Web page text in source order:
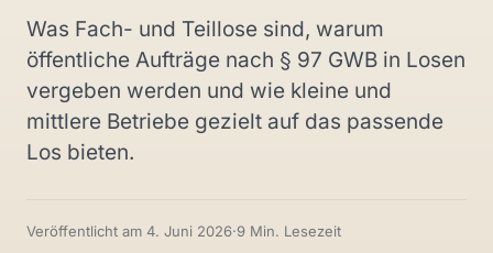
Was Fach- und Teillose sind, warum
öffentliche Aufträge nach § 97 GWB in Losen
vergeben werden und wie kleine und
mittlere Betriebe gezielt auf das passende
Los bieten.
Veröffentlicht am 4. Juni 2026·9 Min. Lesezeit